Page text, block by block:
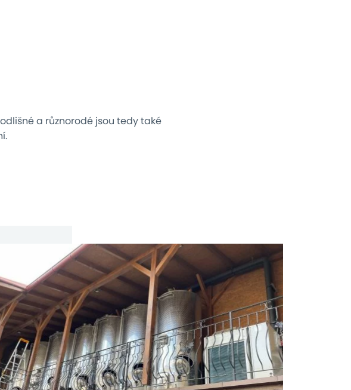
a různorodé jsou tedy také